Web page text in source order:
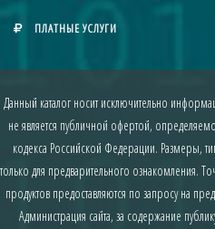
ПЛАТНЫЕ УСЛУГИ
Данный каталог носит исключительно
не является публичной офертой,
кодекса Российской Федерации. Размеры,
только для предварительного ознакомления.
продуктов предоставляются по запросу на
Администрация сайта, за содержание